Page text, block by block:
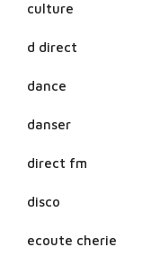
culture
d direct
dance
danser
direct fm
disco
ecoute cherie